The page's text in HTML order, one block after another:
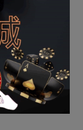
息網-豫都網
，感謝互
伎倆：應中